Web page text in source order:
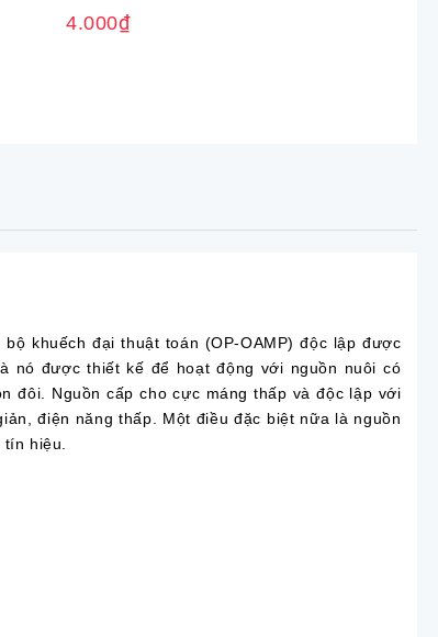
4.000₫
khuếch đại thuật toán (OP-OAMP) độc lập được
nó được thiết kế để hoạt động với nguồn nuôi có
đôi. Nguồn cấp cho cực máng thấp và độc lập với
điện năng thấp. Một điều đặc biệt nữa là nguồn
hiệu.